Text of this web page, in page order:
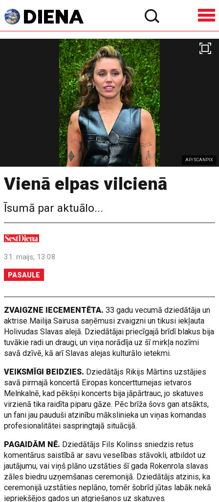
AP/SCANPIX
Vienā elpas vilcienā
Īsumā par aktuālo...
31. maijs, 13:08
PASAULE
ZVAIGZNE IECEMENTĒTA.33 gadu vecumā dziedātāja un
aktrise Mailija Sairusa saņēmusi zvaigzni un tikusi iekļauta
Holivudas Slavas alejā. Dziedātājai priecīgajā brīdī blakus bija
tuvākie radi un draugi, un viņa norādīja uz šī mirkļa nozīmi
savā dzīvē, kā arī Slavas alejas kulturālo ietekmi.
VEIKSMĪGI BEIDZIES. Dziedātājs Rikijs Mārtins uzstājies
savā pirmajā koncertā Eiropas koncertturnejas ietvaros
Melnkalnē, kad pēkšņi koncerts bija jāpārtrauc, jo skatuves
virzienā tika raidīta piparu gāze. Pēc brīža šovs gan atsākts,
un fani jau pauduši atzinību mākslinieka un viņas komandas
profesionalitātei saspringtajā situācijā.
PAGAIDĀM NĒ. Dziedātājs Fils Kolinss sniedzis retus
komentārus saistībā ar savu veselības stāvokli, atbildot uz
jautājumu, vai viņš plāno uzstāties šī gada Rokenrola slavas
zāles biedru uzņemšanas ceremonijā. Dziedātājs atzinis, ka
ceremonijā uzstāties neplāno, tomēr šobrīd jūtas labāk nekā
iepriekšējos gados un atgriešanos uz skatuves